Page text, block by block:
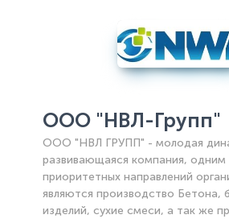
ООО "НВЛ-Групп"
ООО "НВЛ ГРУПП" - молодая
развивающаяся компания, одним
приоритетных направлений
являются производство Бетона,
изделий, сухие смеси, а так же